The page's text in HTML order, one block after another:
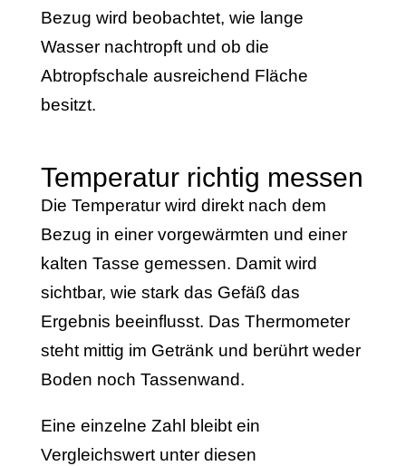
Bezug wird beobachtet, wie lange
Wasser nachtropft und ob die
Abtropfschale ausreichend Fläche
besitzt.
Temperatur richtig messen
Die Temperatur wird direkt nach dem
Bezug in einer vorgewärmten und einer
kalten Tasse gemessen. Damit wird
sichtbar, wie stark das Gefäß das
Ergebnis beeinflusst. Das Thermometer
steht mittig im Getränk und berührt weder
Boden noch Tassenwand.
Eine einzelne Zahl bleibt ein
Vergleichswert unter diesen